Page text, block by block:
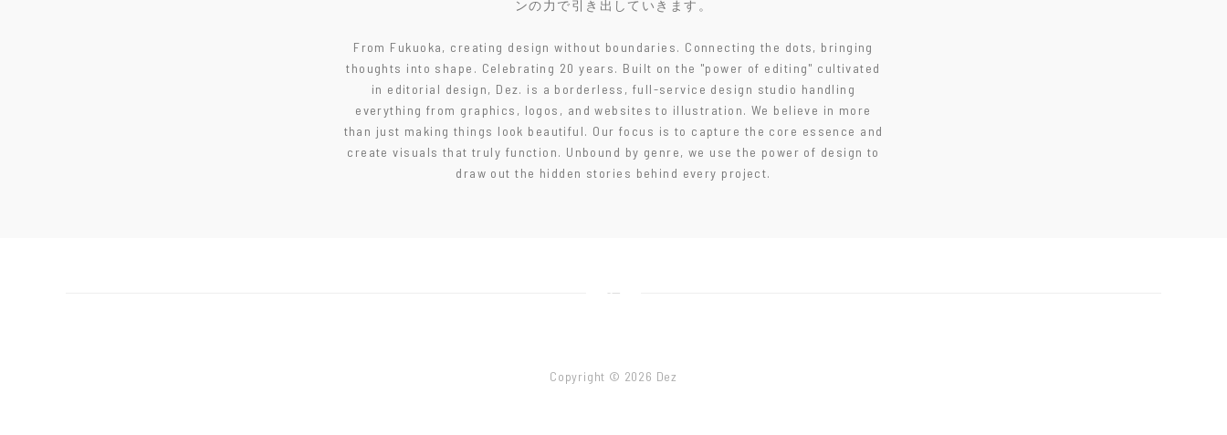
ンの力で引き出していきます。
From Fukuoka, creating design without boundaries. Connecting the dots, bringing
thoughts into shape. Celebrating 20 years. Built on the "power of editing" cultivated
in editorial design, Dez. is a borderless, full-service design studio handling
everything from graphics, logos, and websites to illustration. We believe in more
than just making things look beautiful. Our focus is to capture the core essence and
create visuals that truly function. Unbound by genre, we use the power of design to
draw out the hidden stories behind every project.
Copyright © 2026 Dez